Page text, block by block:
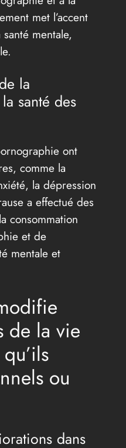
met l’accent
mentale,
la
santé des
ont
comme la
la dépression
a effectué des
consommation
et de
mentale et
de la vie
ou
dans